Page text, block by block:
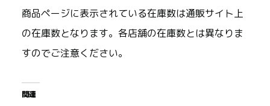
商品ページに表示されている在庫数は通販サイト上
の在庫数となります。各店舗の在庫数とは異なりま
すのでご注意ください。
関連